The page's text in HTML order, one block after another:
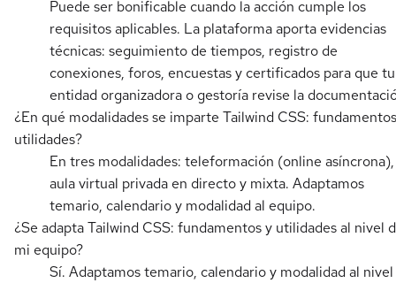
Puede ser bonificable cuando la acción cumple los
requisitos aplicables. La plataforma aporta evidencias
técnicas: seguimiento de tiempos, registro de
conexiones, foros, encuestas y certificados para que tu
entidad organizadora o gestoría revise la
¿En qué modalidades se imparte Tailwind CSS:
utilidades?
En tres modalidades: teleformación (online asíncrona),
aula virtual privada en directo y mixta. Adaptamos
temario, calendario y modalidad al equipo.
¿Se adapta Tailwind CSS: fundamentos y utilidades al nivel
mi equipo?
Sí. Adaptamos temario, calendario y modalidad al